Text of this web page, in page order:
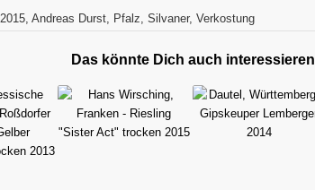
2015 Andreas Durst Pfalz Silvaner, Verkostung
Das könnte Dich auch interessieren